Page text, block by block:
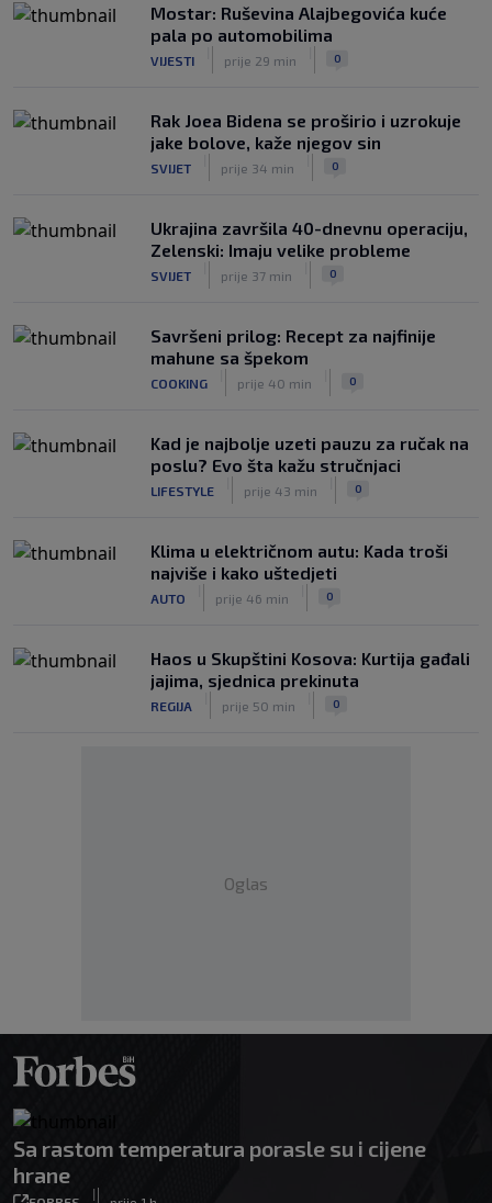
Mostar: Ruševina Alajbegovića kuće
pala po automobilima
VIJESTI prije 29 min 0
Rak Joea Bidena se proširio i uzrokuje
jake bolove, kaže njegov sin
SVIJET prije 34 min 0
Ukrajina završila 40-dnevnu operaciju,
Zelenski: Imaju velike probleme
SVIJET prije 37 min 0
Savršeni prilog: Recept za najfinije
mahune sa špekom
COOKING prije 40 min 0
Kad je najbolje uzeti pauzu za ručak na
poslu? Evo šta kažu stručnjaci
LIFESTYLE prije 43 min 0
Klima u električnom autu: Kada troši
najviše i kako uštedjeti
AUTO prije 46 min 0
Haos u Skupštini Kosova: Kurtija gađali
jajima, sjednica prekinuta
REGIJA prije 50 min 0
Oglas
Sa rastom temperatura porasle su i cijene
hrane
|